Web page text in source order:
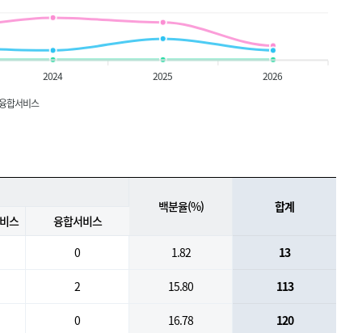
합서비스
2024 2025 2026
백분율(%)
합계
스
융합서비스
0
1.82 13
2 15.80 113
0 16.78 120